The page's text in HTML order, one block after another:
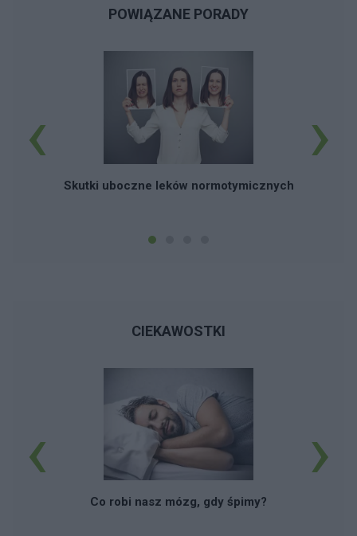
POWIĄZANE PORADY
Skutki uboczne leków normotymicznych
‹ ›
CIEKAWOSTKI
Co robi nasz mózg, gdy śpimy?
‹ ›